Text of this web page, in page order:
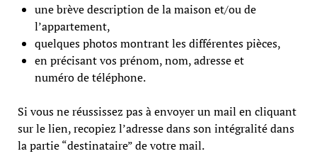
une brève description de la maison et/ou de
l’appartement,
quelques photos montrant les différentes pièces,
en précisant vos prénom, nom, adresse et
numéro de téléphone.
Si vous ne réussissez pas à envoyer un mail en cliquant
sur le lien, recopiez l’adresse dans son intégralité dans
la partie “destinataire” de votre mail.